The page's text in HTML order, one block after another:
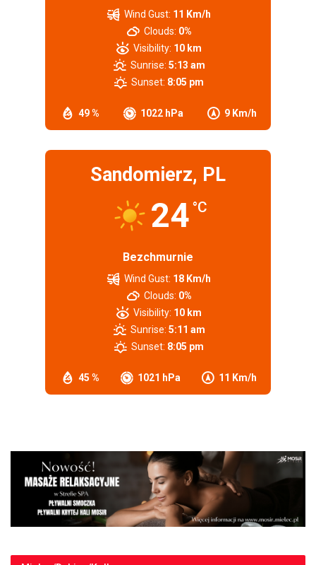
49 % 1022 hPa 9 Km/h
Wind Gust: 11 Km/h
Clouds: 0%
Visibility: 10 km
Sunrise: 5:13 am
Sunset: 8:05 pm
Sandomierz, PL
24 °C
Bezchmurnie
45 % 1021 hPa 11 Km/h
Wind Gust: 18 Km/h
Clouds: 0%
Visibility: 10 km
Sunrise: 5:11 am
Sunset: 8:05 pm